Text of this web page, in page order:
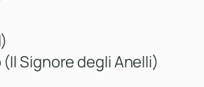
(Il Signore degli Anelli)